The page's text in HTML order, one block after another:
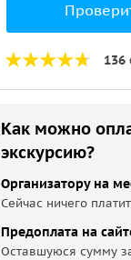
136
Как можно
экскурсию?
Организатору на
Сейчас ничего
Предоплата на
Оставшуюся сумму